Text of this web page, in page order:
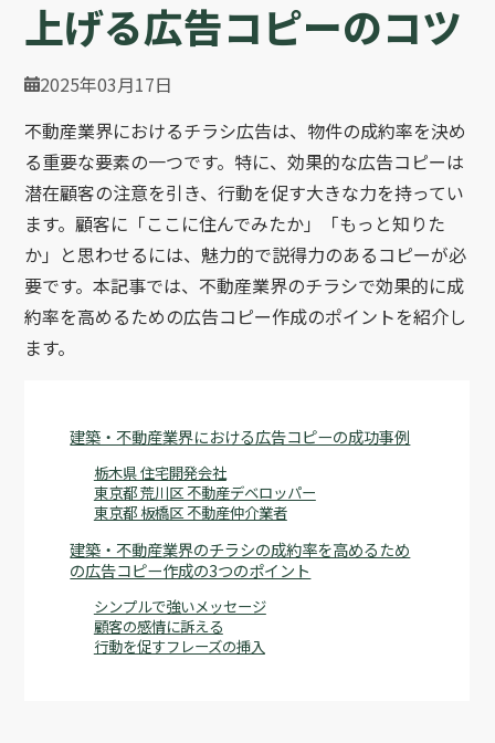
上げる広告コピーのコツ
2025年03月17日
不動産業界におけるチラシ広告は、物件の成約率を決め
る重要な要素の一つです。特に、効果的な広告コピーは
潜在顧客の注意を引き、行動を促す大きな力を持ってい
ます。顧客に「ここに住んでみたか」「もっと知りた
か」と思わせるには、魅力的で説得力のあるコピーが必
要です。本記事では、不動産業界のチラシで効果的に成
約率を高めるための広告コピー作成のポイントを紹介し
ます。
建築・不動産業界における広告コピーの成功事例
栃木県 住宅開発会社
東京都 荒川区 不動産デベロッパー
東京都 板橋区 不動産仲介業者
建築・不動産業界のチラシの成約率を高めるため
の広告コピー作成の3つのポイント
シンプルで強いメッセージ
顧客の感情に訴える
行動を促すフレーズの挿入